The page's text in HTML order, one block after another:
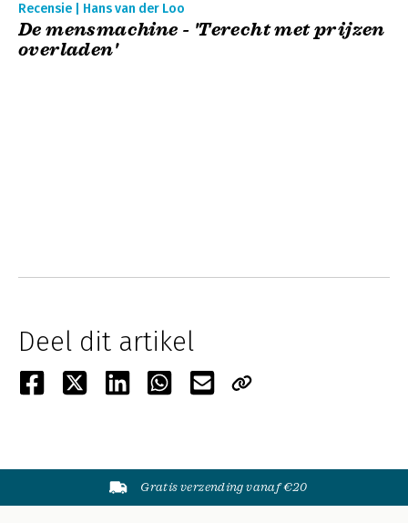
Recensie | Hans van der Loo
De mensmachine - 'Terecht met prijzen
overladen'
Deel dit artikel
Gratis verzending vanaf €20